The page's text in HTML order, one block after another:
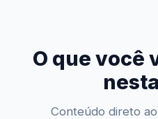
O que você
Conteúdo direto